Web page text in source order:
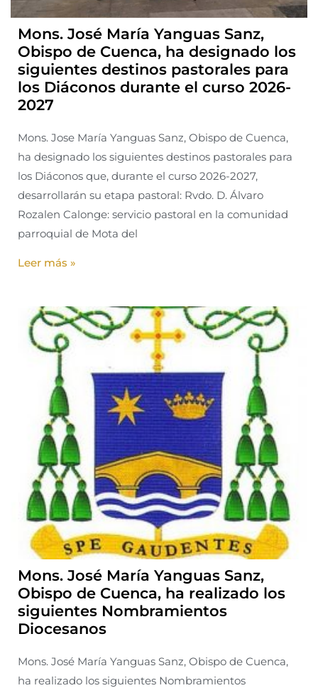
Mons. José María Yanguas Sanz,
Obispo de Cuenca, ha designado los
siguientes destinos pastorales para
los Diáconos durante el curso 2026-
2027
Mons. Jose María Yanguas Sanz, Obispo de Cuenca,
ha designado los siguientes destinos pastorales para
los Diáconos que, durante el curso 2026-2027,
desarrollarán su etapa pastoral: Rvdo. D. Álvaro
Rozalen Calonge: servicio pastoral en la comunidad
parroquial de Mota del
Leer más »
Mons. José María Yanguas Sanz,
Obispo de Cuenca, ha realizado los
siguientes Nombramientos
Diocesanos
Mons. José María Yanguas Sanz, Obispo de Cuenca,
ha realizado los siguientes Nombramientos